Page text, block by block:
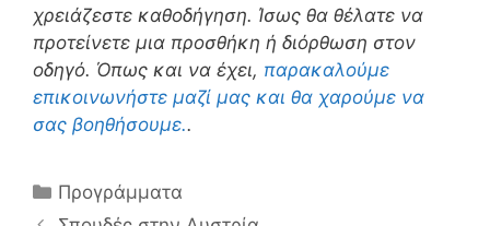
χρειάζεστε καθοδήγηση. Ίσως θα θέλατε να
προτείνετε μια προσθήκη ή διόρθωση στον
οδηγό. Όπως και να έχει, παρακαλούμε
επικοινωνήστε μαζί μας και θα χαρούμε να
σας βοηθήσουμε..
Κατηγορίες
Προγράμματα